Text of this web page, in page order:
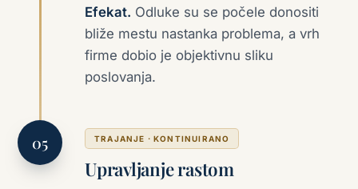
Efekat. Odluke su se počele donositi
bliže mestu nastanka problema, a vrh
firme dobio je objektivnu sliku
poslovanja.
TRAJANJE · KONTINUIRANO
Upravljanje rastom